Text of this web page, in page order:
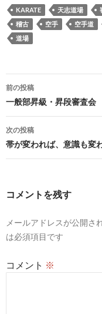
KARATE 天志道場
稽古
空手 空手道
道場
投
稿
ナ
ビ
ゲ
ョ
前の投稿
一般部昇級・昇段審査会
次の投稿
帯が変われば、意識も変
コメントを残す
メールアドレスが公開さ
は必須項目です
コメント ※